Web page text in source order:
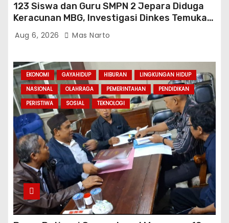
123 Siswa dan Guru SMPN 2 Jepara Diduga
Keracunan MBG, Investigasi Dinkes Temukan
Sejumlah Pelanggaran di Dapur SPPG
Aug 6, 2026 Mas Narto
EKONOMI GAYAHIDUP HIBURAN
LINGKUNGAN HIDUP
NASIONAL
OLAHRAGA PEMERINTAHAN
PENDIDIKAN
PERISTIWA
SOSIAL TEKNOLOGI